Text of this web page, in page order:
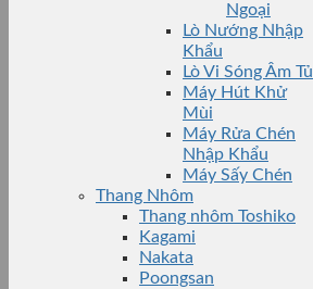
Ngoại
Lò Nướng Nhập
Khẩu
Lò Vi Sóng Âm Tủ
Máy Hút Khử
Mùi
Máy Rửa Chén
Nhập Khẩu
Máy Sấy Chén
Thang Nhôm
Thang nhôm Toshiko
Kagami
Nakata
Poongsan